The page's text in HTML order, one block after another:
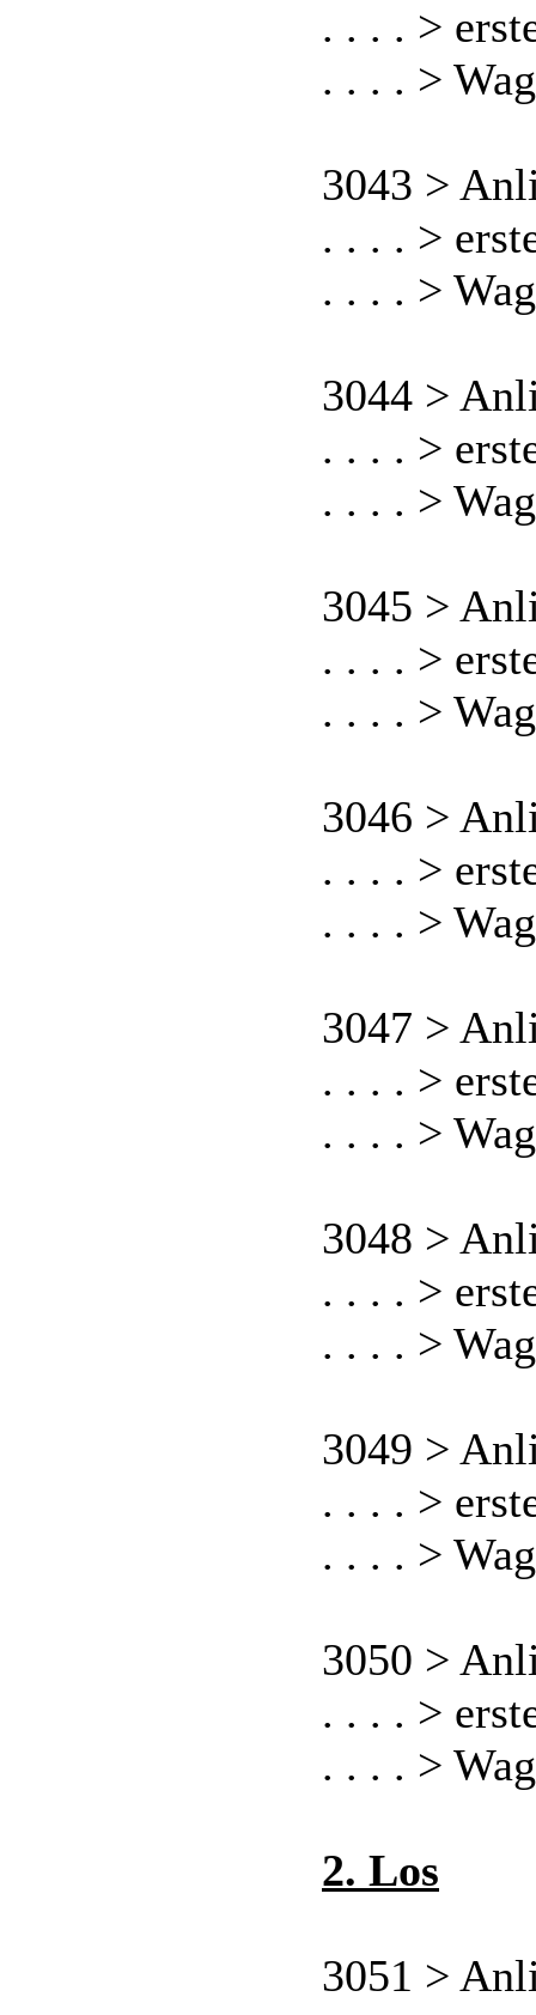
. . . . >
. . . . >
3043 >
. . . . >
. . . . >
3044 >
. . . . >
. . . . >
3045 >
. . . . >
. . . . >
3046 >
. . . . >
. . . . >
3047 >
. . . . >
. . . . >
3048 >
. . . . >
. . . . >
3049 >
. . . . >
. . . . >
3050 >
. . . . >
. . . . >
2. Los
3051 >